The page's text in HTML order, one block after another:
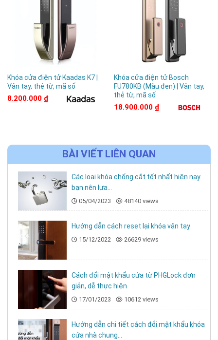
Khóa cửa điện tử Kaadas K7 |
Vân tay, thẻ từ, mã số
8.200.000 ₫
Khóa cửa điện tử Bosch
FU780KB (Màu đen) | Vân tay,
thẻ từ, mã số
18.900.000 ₫
BÀI VIẾT LIÊN QUAN
Các loại khóa chống cắt tốt nhất hiện nay
bạn nên lựa...
05/04/2023 48140 views
Hướng dẫn cách reset lại khóa vân tay
15/12/2022 26629 views
Cách đổi mật khẩu cửa từ PHGLock đơn
giản, dễ thực hiện
17/01/2023 10612 views
Hướng dẫn chi tiết cách đổi mật khẩu khóa
cửa nhà chung...